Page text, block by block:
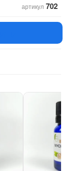
артикул 702